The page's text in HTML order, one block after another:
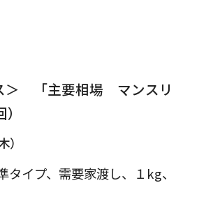
＞ 「主要相場 マンスリ
タイプ、需要家渡し、１kg、